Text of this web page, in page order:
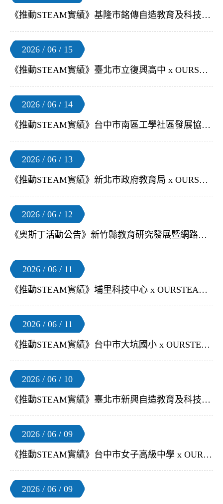
《推動STEAM實績》基隆市銘傳自造教育及科技中心 x 基隆市深美國小 x OURSTEAM | 【小飛球 3小時教師研習】
2026 / 06 / 15
《推動STEAM實績》臺北市立復興高中 x OURSTEAM | 【SMART AI LENS x AI影像辨識 教師研習】
2026 / 06 / 14
《推動STEAM實績》台中市南區工學社區發展協會 x OURSTEAM | 【小飛球3小時體驗研習】
2026 / 06 / 13
《推動STEAM實績》新北市政府教育局 x OURSTEAM | 【新北市114學年度無人機足球師生培訓暨人才培育｜第一階段基礎培訓】
2026 / 06 / 12
《奧斯丁活動公告》新竹縣教育研究發展暨網路中心 x OURSTEAM |【2026新竹縣縣長盃科技龍舟賽暨創意體驗活動】
2026 / 06 / 11
《推動STEAM實績》埔里科技中心 x OURSTEAM | 【S4A 無刷無人機足球研習】
2026 / 06 / 11
《推動STEAM實績》台中市大坑國小 x OURSTEAM | 【S4A 無人機足球 體驗活動】
2026 / 06 / 10
《推動STEAM實績》臺北市新興自造教育及科技中心 x OURSTEAM | 【 無刷球機師生培訓】
2026 / 06 / 09
《推動STEAM實績》台中市女子高級中學 x OURSTEAM | 【S4A 無人機足球 體驗活動】
2026 / 06 / 09